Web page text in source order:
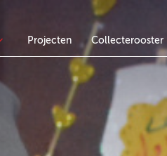
Projecten Collecterooster